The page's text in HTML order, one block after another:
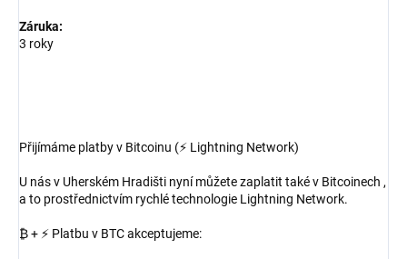
Záruka:
3 roky
Přijímáme platby v Bitcoinu (⚡ Lightning Network)
U nás v Uherském Hradišti nyní můžete zaplatit také v Bitcoinech ,
a to prostřednictvím rychlé technologie Lightning Network.
₿ + ⚡ Platbu v BTC akceptujeme: